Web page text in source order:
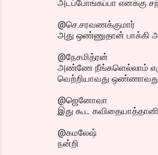
அடப்போங்கப்பா எனக்கு
@செ.சரவணக்குமார்
அது ஒண்ணுதான் பாக்கி
@நேசமித்ரன்
அண்ணே நீங்களெல்லாம்
வெற்றியாவது ஒண்ணாவது..
@ஜெனோவா
இது கூட
@கமலேஷ்
நன்றி